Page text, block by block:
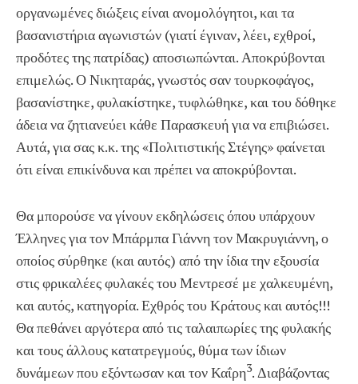
οργανωμένες διώξεις είναι ανομολόγητοι, και τα
βασανιστήρια αγωνιστών (γιατί έγιναν, λέει, εχθροί,
προδότες της πατρίδας) αποσιωπώνται. Αποκρύβονται
επιμελώς. Ο Νικηταράς, γνωστός σαν τουρκοφάγος,
βασανίστηκε, φυλακίστηκε, τυφλώθηκε, και του δόθηκε
άδεια να ζητιανεύει κάθε Παρασκευή για να επιβιώσει.
Αυτά, για σας κ.κ. της «Πολιτιστικής Στέγης» φαίνεται
ότι είναι επικίνδυνα και πρέπει να αποκρύβονται.
Θα μπορούσε να γίνουν εκδηλώσεις όπου υπάρχουν
Έλληνες για τον Μπάρμπα Γιάννη τον Μακρυγιάννη, ο
οποίος σύρθηκε (και αυτός) από την ίδια την εξουσία
στις φρικαλέες φυλακές του Μεντρεσέ με χαλκευμένη,
και αυτός, κατηγορία. Εχθρός του Κράτους και αυτός!!!
Θα πεθάνει αργότερα από τις ταλαιπωρίες της φυλακής
και τους άλλους κατατρεγμούς, θύμα των ίδιων
δυνάμεων που εξόντωσαν και τον Καΐρη3. Διαβάζοντας